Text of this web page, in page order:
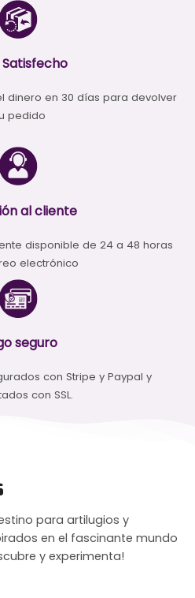
Satisfecho
dinero en 30 días para devolver
pedido
al cliente
disponible de 24 a 48 horas
electrónico
seguro
con Stripe y Paypal y
con SSL.
para artilugios y
en el fascinante mundo
y experimenta!